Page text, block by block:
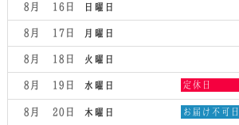
日曜日
8月 16
月曜日
8月 17
火曜日
8月 18
水曜日
8月 19
水
日,
8
定休日
木曜日
8月 20
木
お届け不可日